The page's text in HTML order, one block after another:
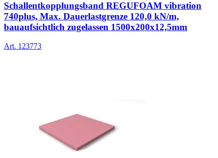
Schallentkopplungsband REGUFOAM vibration
740plus, Max. Dauerlastgrenze 120,0 kN/m,
bauaufsichtlich zugelassen 1500x200x12,5mm
Art. 123773